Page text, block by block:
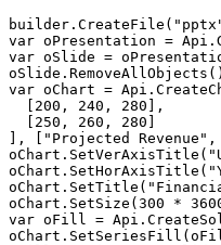
var oPresentation =
var oSlide =
var oChart =
  [200, 240, 280],
  [250, 260, 280]
], ["Projected
oChart.SetSize(300 *
var oFill =